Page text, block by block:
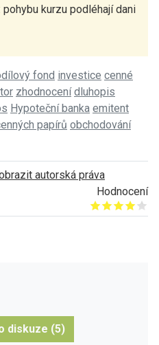
kurzu podléhají dani
fond investice cenné
zhodnocení dluhopis
Hypoteční banka emitent
papírů obchodování
autorská práva
Hodnocení
Give it 1/5
Give it 2/5
Give it 3/5
Give it 4/5
Give it 5/5
diskuze (5)